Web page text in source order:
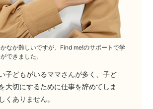
なか難しいですが、Find me!のサポートで学
できました。
子どもがいるママさんが多く、子ど
大切にするために仕事を辞めてしま
くありません。